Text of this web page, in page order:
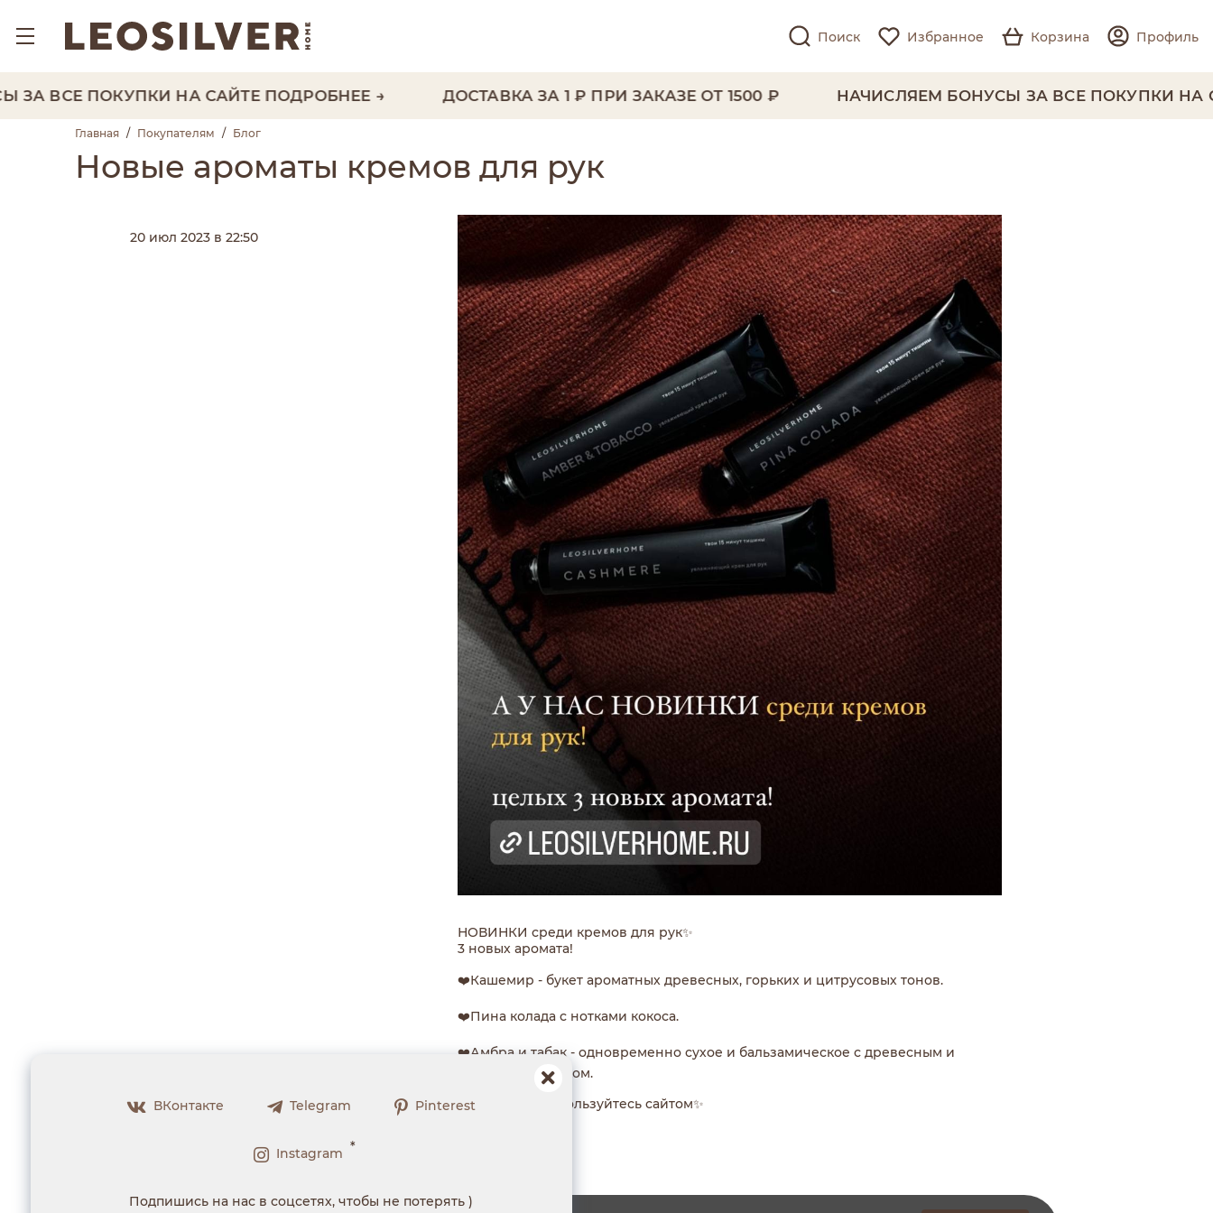
Поиск Избранное Корзина Профиль
ВСЕ ПОКУПКИ НА САЙТЕПОДРОБНЕЕ → ДОСТАВКА ЗА 1 ₽ ПРИ ЗАКАЗЕ ОТ 1500 ₽ НАЧИСЛЯЕМ БОНУСЫ ЗА ВСЕ ПОКУПКИ НА
Главная / Покупателям / Блог
Новые ароматы кремов для рук
20 июл 2023 в 22:50
НОВИНКИ среди кремов для рук✨
3 новых аромата!
❤️Кашемир - букет ароматных древесных, горьких и цитрусовых тонов.
❤️Пина колада с нотками кокоса.
❤️Амбра и табак - одновременно сухое и бальзамическое с древесным и
табачным оттенком.
Для заказа воспользуйтесь сайтом✨
ВКонтакте Telegram Pinterest
Instagram *
Подпишись на нас в соцсетях, чтобы не потерять )